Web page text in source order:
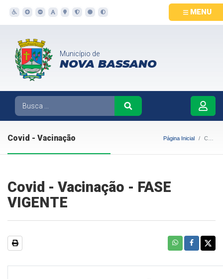
MENU
Município de
NOVA BASSANO
Covid - Vacinação Página Inicial Covid - Vacinação
Covid - Vacinação - FASE
VIGENTE